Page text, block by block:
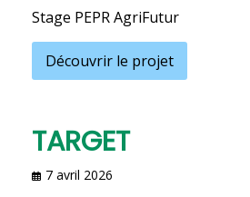
Stage PEPR AgriFutur
Découvrir le projet
TARGET
7 avril 2026